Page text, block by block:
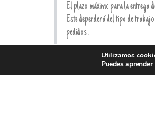
El plazo máximo para la entrega
Este dependerá del tipo de
pedidos .
¿Cómo funcionan los pedidos?
Utilizamos
Puedes